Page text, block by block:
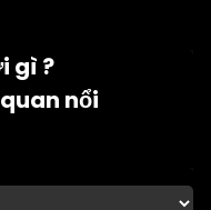
gì ?
nổi